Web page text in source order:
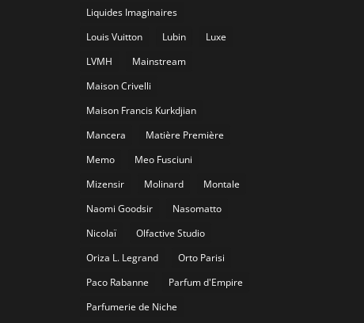
Liquides Imaginaires
Louis Vuitton
Lubin
Luxe
LVMH
Mainstream
Maison Crivelli
Maison Francis Kurkdjian
Mancera
Matière Première
Memo
Meo Fusciuni
Mizensir
Molinard
Montale
Naomi Goodsir
Nasomatto
Nicolaï
Olfactive Studio
Oriza L. Legrand
Orto Parisi
Paco Rabanne
Parfum d'Empire
Parfumerie de Niche